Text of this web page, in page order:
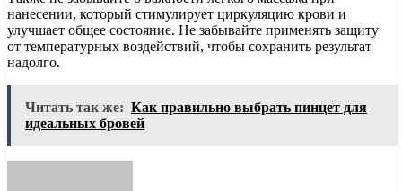
нанесении, который стимулирует циркуляцию крови и
улучшает общее состояние. Не забывайте применять защиту
от температурных воздействий, чтобы сохранить результат
надолго.
Читать так же: Как правильно выбрать пинцет для
идеальных бровей